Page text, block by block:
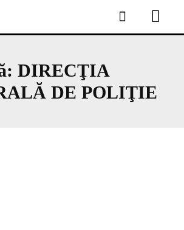
DIRECŢIA
DE POLIŢIE